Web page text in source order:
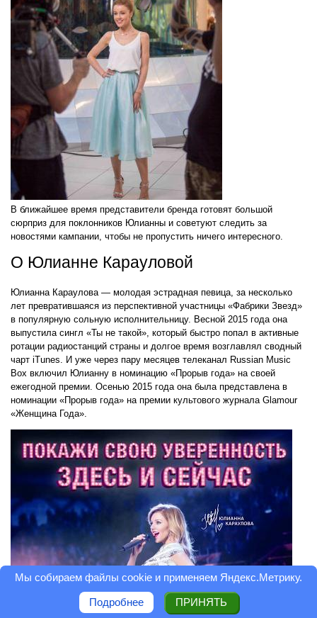
В ближайшее время представители бренда готовят большой
сюрприз для поклонников Юлианны и советуют следить за
новостями кампании, чтобы не пропустить ничего интересного.
О Юлианне Карауловой
Юлианна Караулова — молодая эстрадная певица, за несколько
лет превратившаяся из перспективной участницы «Фабрики Звезд»
в популярную сольную исполнительницу. Весной 2015 года она
выпустила сингл «Ты не такой», который быстро попал в активные
ротации радиостанций страны и долгое время возглавлял сводный
чарт iTunes. И уже через пару месяцев телеканал Russian Music
Box включил Юлианну в номинацию «Прорыв года» на своей
ежегодной премии. Осенью 2015 года она была представлена в
номинации «Прорыв года» на премии культового журнала Glamour
«Женщина Года».
Мы собираем файлы cookie и применяем Яндекс.Метрику.
Подробнее ПРИНЯТЬ